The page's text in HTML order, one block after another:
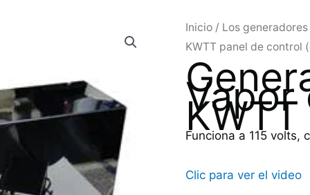
Inicio/ Los
KWTT panel de control
KWTT
Funciona a 115 volts,
Clic para ver el video
Generador
de
Vapor
3
KWTT
panel
de
(con